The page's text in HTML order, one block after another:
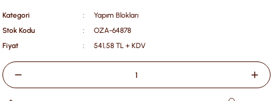
Kategori
Yapım Blokları
Stok Kodu
OZA-64878
Fiyat
541,58 TL + KDV